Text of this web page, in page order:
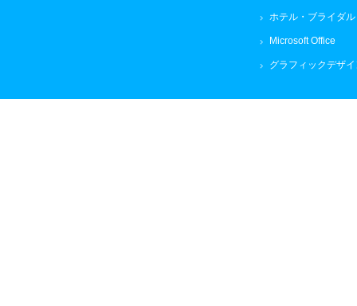
ホテル・ブライダル
Microsoft Office
グラフィックデザ